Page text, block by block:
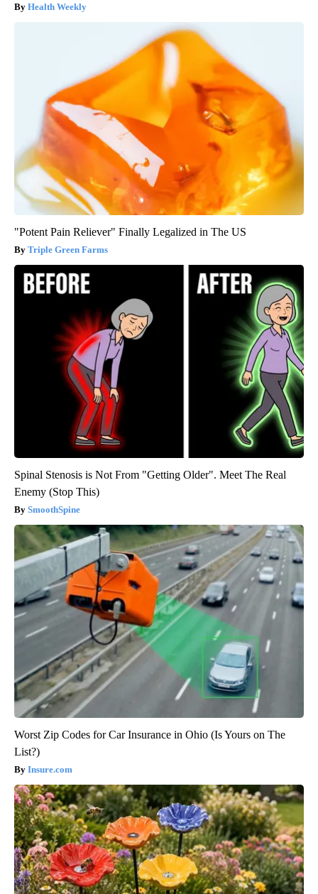
Health Weekly
"Potent Pain Reliever" Finally Legalized in The US
Triple Green Farms
Spinal Stenosis is Not From "Getting Older". Meet The Real
Enemy (Stop This)
SmoothSpine
Worst Zip Codes for Car Insurance in Ohio (Is Yours on The
List?)
Insure.com